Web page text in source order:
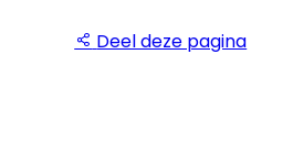
Deel deze pagina